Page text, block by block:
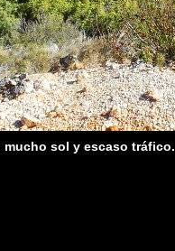
sol y escaso tráfico.